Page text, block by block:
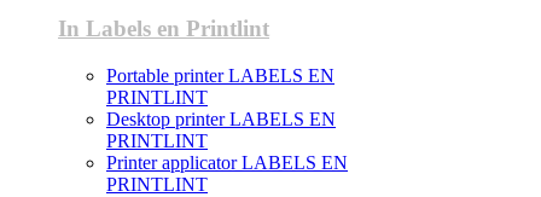
In Labels en Printlint
Portable printer LABELS EN
PRINTLINT
Desktop printer LABELS EN
PRINTLINT
Printer applicator LABELS EN
PRINTLINT